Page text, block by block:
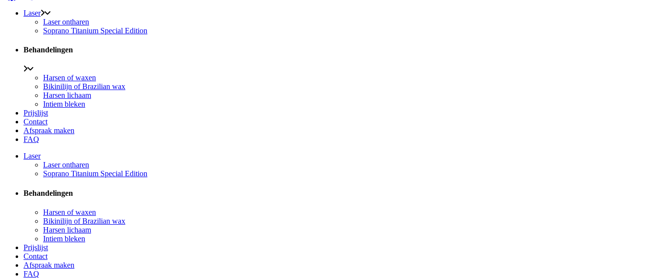
Laser
Laser ontharen
Soprano Titanium Special Edition
Behandelingen
Harsen of waxen
Bikinilijn of Brazilian wax
Harsen lichaam
Intiem bleken
Prijslijst
Contact
Afspraak maken
FAQ
Laser
Laser ontharen
Soprano Titanium Special Edition
Behandelingen
Harsen of waxen
Bikinilijn of Brazilian wax
Harsen lichaam
Intiem bleken
Prijslijst
Contact
Afspraak maken
FAQ